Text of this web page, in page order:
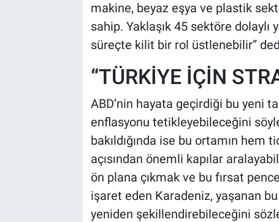
makine, beyaz eşya ve plastik
sahip. Yaklaşık 45 sektöre
süreçte kilit bir rol üstlenebilir”
“TÜRKİYE İÇİN
ABD’nin hayata geçirdiği bu yeni
enflasyonu tetikleyebileceğini
bakıldığında ise bu ortamın
açısından önemli kapılar
ön plana çıkmak ve bu fırsat
işaret eden Karadeniz, yaşanan
yeniden şekillendirebileceğini